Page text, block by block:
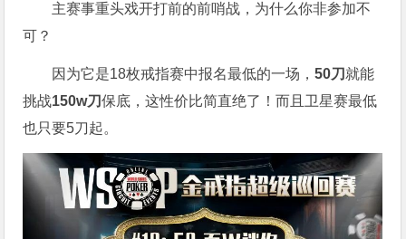
主赛事重头戏开打前的前哨战，为什么你非参加不
可？
因为它是18枚戒指赛中报名最低的一场，50刀 就能
挑战150w刀保底，这性价比简直绝了！而且卫星赛最低
也只要5刀起。